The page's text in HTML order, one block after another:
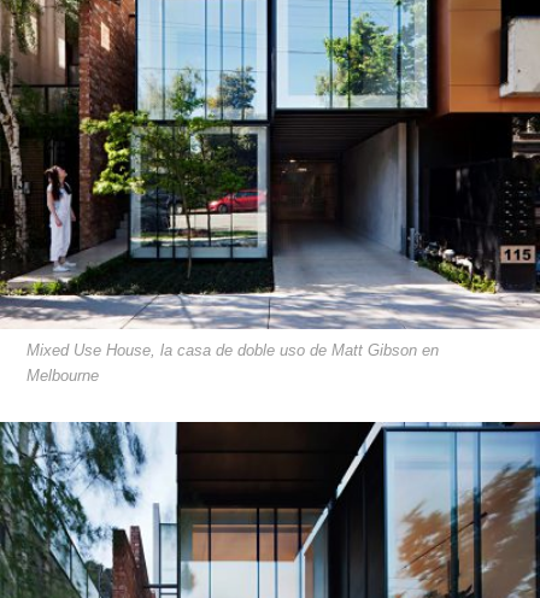
Mixed Use House, la casa de doble uso de Matt Gibson en
Melbourne